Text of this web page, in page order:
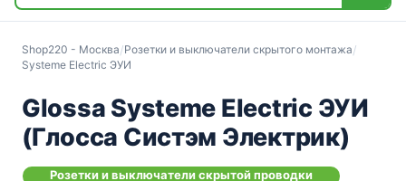
Shop220 - Москва/Розетки и выключатели скрытого монтажа/
Systeme Electric ЭУИ
Glossa Systeme Electric ЭУИ
(Глосса Систэм Электрик)
Розетки и выключатели скрытой проводки